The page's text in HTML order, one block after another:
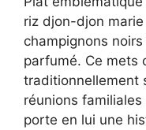
riz djon-djon
champignons
parfumé. Ce mets
traditionnellement
réunions
porte en lui une